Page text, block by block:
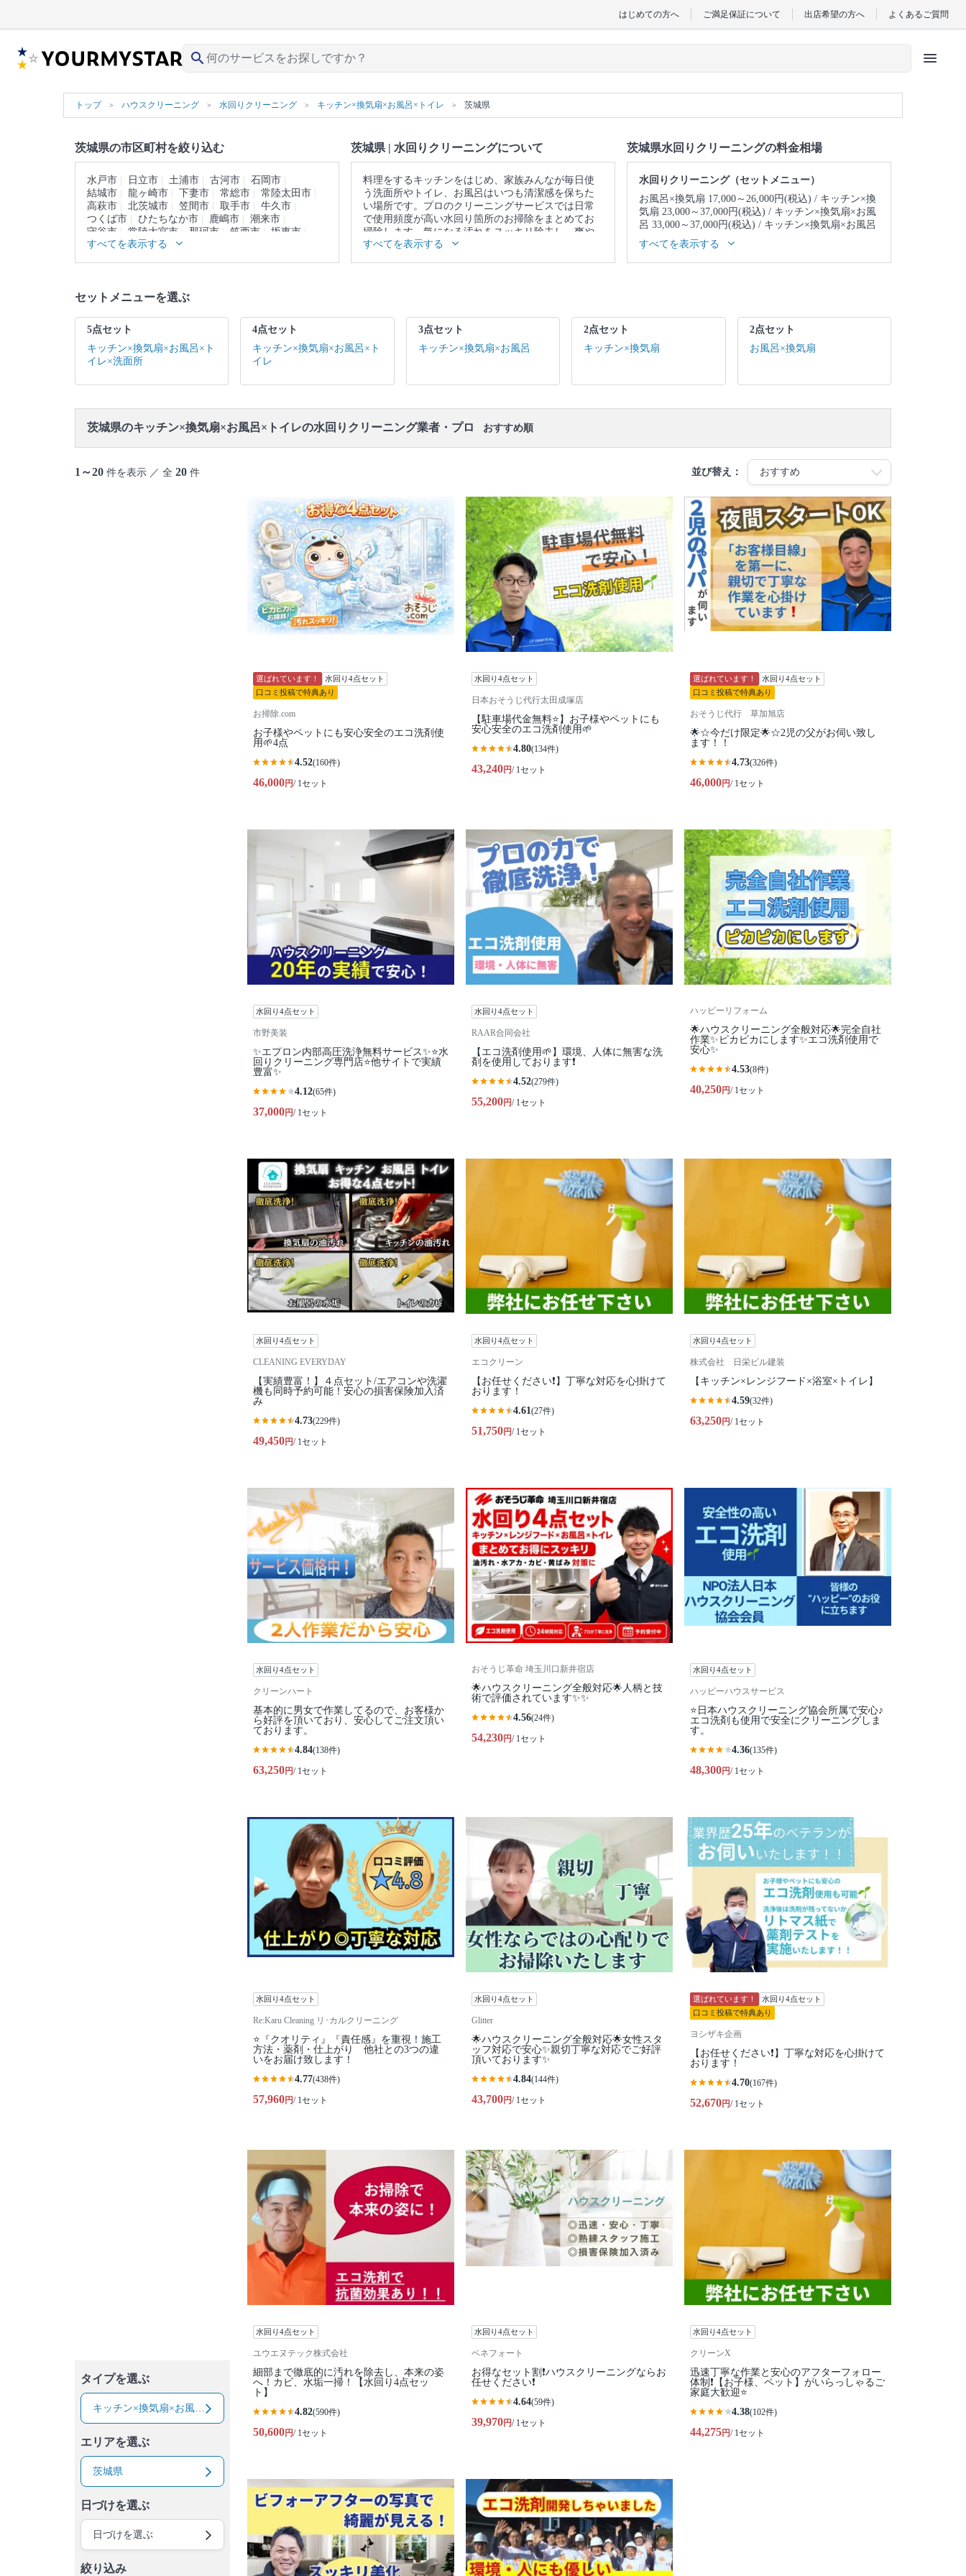
はじめての方へ ご満足保証について 出店希望の方へ よくあるご質問
search menu
トップ ハウスクリーニング 水回りクリーニング キッチン×換気扇×お風呂×トイレ 茨城県
茨城県の市区町村を絞り込む
水戸市 日立市 土浦市 古河市
石岡市
結城市
龍ヶ崎市 下妻市 常総市
常陸太田市
高萩市
北茨城市 笠間市 取手市
牛久市
つくば市
ひたちなか市 鹿嶋市
潮来市
守谷市
常陸大宮市 那珂市 筑西市
坂東市
稲敷市
かすみがうら市
すべてを表示する
茨城県 | 水回りクリーニングについて
料理をするキッチンをはじめ、家族みんなが毎日使
う洗面所やトイレ、お風呂はいつも清潔感を保ちた
い場所です。プロのクリーニングサービスでは日常
で使用頻度が高い水回り箇所のお掃除をまとめてお
掃除します。気になる汚れをスッキリ除去し、爽や
かな空間を取り戻しませんか。
▼表示価格に含まれる水回りクリーニングの作業範
3点セット：キッチン / 換気扇 / お風呂 2点セット：
キッチン / 換気扇 ※それぞれの「共通の作業範囲」
になります。
すべてを表示する
茨城県水回りクリーニングの料金相場
水回りクリーニング（セットメニュー）
お風呂×換気扇 17,000～26,000円(税込)
キッチン×換
気扇 23,000～37,000円(税込)
キッチン×換気扇×お風
呂 33,000～37,000円(税込)
キッチン×換気扇×お風呂
×トイレ 39,000～43,000円(税込)
お風呂×トイレ×洗面所 43,000～47,000円(税込)
すべてを表示する
セットメニューを選ぶ
5点セット
キッチン×換気扇×お風呂×ト
イレ×洗面所
4点セット
キッチン×換気扇×お風呂×ト
イレ
3点セット
キッチン×換気扇×お風呂
2点セット
キッチン×換気扇
2点セット
お風呂×換気扇
茨城県のキッチン×換気扇×お風呂×トイレの水回りクリーニング業者・プロ おすすめ順
1～20 件を表示 ／ 全 20 件 並び替え：
タイプを選ぶ
エリアを選ぶ
茨城県
日づけを選ぶ
日づけを選ぶ
絞り込み
選ばれています！
水回り4点セット
口コミ投稿で特典あり
お掃除.com
お子様やペットにも安心安全のエコ洗剤使
用🌱4点
4.52(160件)
46,000円/ 1セット
水回り4点セット
日本おそうじ代行太田成塚店
【駐車場代金無料⭐️】お子様やペットにも
安心安全のエコ洗剤使用🌱
4.80(134件)
43,240円/ 1セット
選ばれています！
水回り4点セット
口コミ投稿で特典あり
おそうじ代行 草加旭店
🌟☆今だけ限定🌟☆2児の父がお伺い致し
ます！！
4.73(326件)
46,000円/ 1セット
水回り4点セット
市野美装
✨エプロン内部高圧洗浄無料サービス✨⭐水
回りクリーニング専門店⭐他サイトで実績
豊富✨
4.12(65件)
37,000円/ 1セット
水回り4点セット
RAAR合同会社
【エコ洗剤使用🌱】環境、人体に無害な洗
剤を使用しております❗️
4.52(279件)
55,200円/ 1セット
ハッピーリフォーム
🌟ハウスクリーニング全般対応🌟完全自社
作業✨️ピカピカにします✨️エコ洗剤使用で
安心✨
4.53(8件)
40,250円/ 1セット
水回り4点セット
CLEANING EVERYDAY
【実績豊富！】４点セット/エアコンや洗濯
機も同時予約可能！安心の損害保険加入済
み
4.73(229件)
49,450円/ 1セット
水回り4点セット
エコクリーン
【お任せください❗️】丁寧な対応を心掛けて
おります！
4.61(27件)
51,750円/ 1セット
水回り4点セット
株式会社 日栄ビル建装
【キッチン×レンジフード×浴室×トイレ】
4.59(32件)
63,250円/ 1セット
水回り4点セット
クリーンハート
基本的に男女で作業してるので、お客様か
ら好評を頂いており、安心してご注文頂い
ております。
4.84(138件)
63,250円/ 1セット
おそうじ革命 埼玉川口新井宿店
🌟ハウスクリーニング全般対応🌟人柄と技
術で評価されています✨✨
4.56(24件)
54,230円/ 1セット
水回り4点セット
ハッピーハウスサービス
⭐️日本ハウスクリーニング協会所属で安心♪
エコ洗剤も使用で安全にクリーニングしま
す。
4.36(135件)
48,300円/ 1セット
水回り4点セット
Re:Karu Cleaning リ･カルクリーニング
⭐『クオリティ』『責任感』を重視！施工
方法・薬剤・仕上がり 他社との3つの違
いをお届け致します！
4.77(438件)
57,960円/ 1セット
水回り4点セット
Glitter
🌟ハウスクリーニング全般対応🌟女性スタ
ッフ対応で安心✨親切丁寧な対応でご好評
頂いております✨
4.84(144件)
43,700円/ 1セット
選ばれています！
水回り4点セット
口コミ投稿で特典あり
ヨシザキ企画
【お任せください❗️】丁寧な対応を心掛けて
おります！
4.70(167件)
52,670円/ 1セット
水回り4点セット
ユウエヌテック株式会社
細部まで徹底的に汚れを除去し、本来の姿
へ！カビ、水垢一掃！【水回り4点セッ
ト】
4.82(590件)
50,600円/ 1セット
水回り4点セット
ベネフォート
お得なセット割❗️ハウスクリーニングならお
任せください❗️
4.64(59件)
39,970円/ 1セット
水回り4点セット
クリーンX
迅速丁寧な作業と安心のアフターフォロー
体制❗️【お子様、ペット】がいらっしゃるご
家庭大歓迎⭐️
4.38(102件)
44,275円/ 1セット